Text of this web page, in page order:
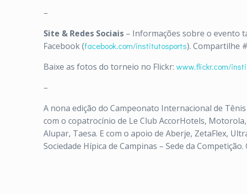
–
Site & Redes Sociais – Informações sobre o evento
Facebook (facebook.com/institutosports). Compartilhe
Baixe as fotos do torneio no Flickr: www.flickr.com/
–
A nona edição do Campeonato Internacional de
com o copatrocínio de Le Club AccorHotels,
Alupar, Taesa. E com o apoio de Aberje, ZetaFlex,
Sociedade Hípica de Campinas – Sede da